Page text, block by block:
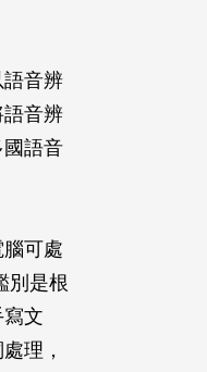
音辨
音辨
語音
可處
別是根
文
理，